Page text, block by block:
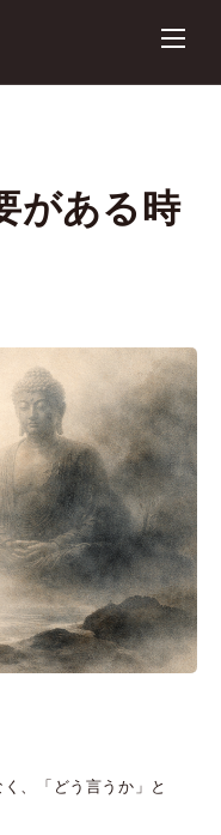
がある時
、「どう言うか」と